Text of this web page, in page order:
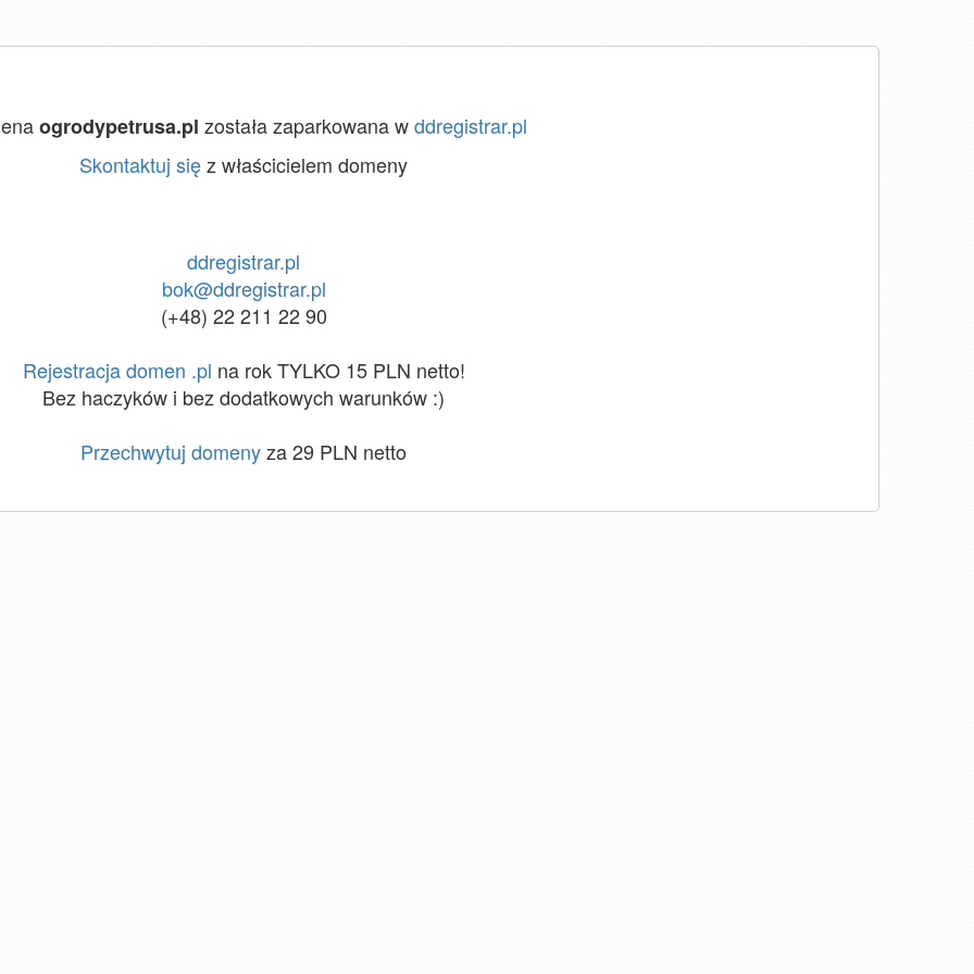
ogrodypetrusa.pl została zaparkowana wddregistrar.pl
Skontaktuj sięz właścicielem domeny
ddregistrar.pl
bok@ddregistrar.pl
(+48) 22 211 22 90
Rejestracja domen .pl na rok TYLKO 15 PLN netto!
Bez haczyków i bez dodatkowych warunków :)
Przechwytuj domenyza 29 PLN netto